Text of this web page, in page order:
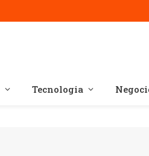
Tecnologia